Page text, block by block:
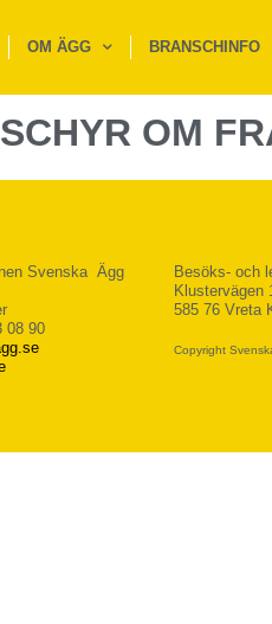
OM ÄGG BRANSCHINFO
OM
Svenska Ägg
08 90
Besöks- och
Klustervägen
585 76 Vreta
Copyright